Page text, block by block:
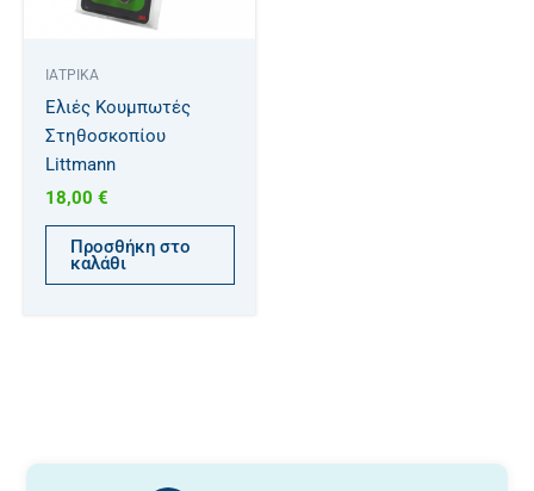
ΙΑΤΡΙΚΑ
Ελιές Κουμπωτές
Στηθοσκοπίου
Littmann
18,00 €
Προσθήκη στο
καλάθι